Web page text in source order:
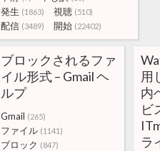
発生 (1863) 視聴 (510)
配信 (3489) 開始 (22402)
ブロックされるファ
イル形式 – Gmail ヘ
ルプ
Gmail (265)
ファイル (1141)
ブロック (847)
用
内
ビ
ラ